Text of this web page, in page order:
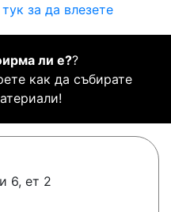
за да влезете
ли е??
как да събирате
6, ет 2